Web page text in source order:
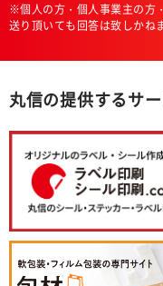
※個人の方・個人事業主の方
送り頂いても回答は致しかね
丸信の提供するサ